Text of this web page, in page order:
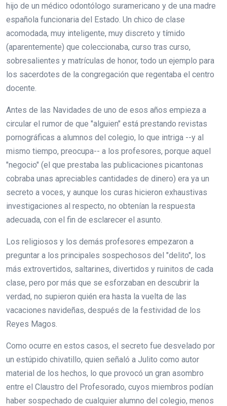
hijo de un médico odontólogo suramericano y de una madre
española funcionaria del Estado. Un chico de clase
acomodada, muy inteligente, muy discreto y tímido
(aparentemente) que coleccionaba, curso tras curso,
sobresalientes y matrículas de honor, todo un ejemplo para
los sacerdotes de la congregación que regentaba el centro
docente.
Antes de las Navidades de uno de esos años empieza a
circular el rumor de que "alguien" está prestando revistas
pornográficas a alumnos del colegio, lo que intriga --y al
mismo tiempo, preocupa-- a los profesores, porque aquel
"negocio" (el que prestaba las publicaciones picantonas
cobraba unas apreciables cantidades de dinero) era ya un
secreto a voces, y aunque los curas hicieron exhaustivas
investigaciones al respecto, no obtenían la respuesta
adecuada, con el fin de esclarecer el asunto.
Los religiosos y los demás profesores empezaron a
preguntar a los principales sospechosos del "delito", los
más extrovertidos, saltarines, divertidos y ruinitos de cada
clase, pero por más que se esforzaban en descubrir la
verdad, no supieron quién era hasta la vuelta de las
vacaciones navideñas, después de la festividad de los
Reyes Magos.
Como ocurre en estos casos, el secreto fue desvelado por
un estúpido chivatillo, quien señaló a Julito como autor
material de los hechos, lo que provocó un gran asombro
entre el Claustro del Profesorado, cuyos miembros podían
haber sospechado de cualquier alumno del colegio, menos